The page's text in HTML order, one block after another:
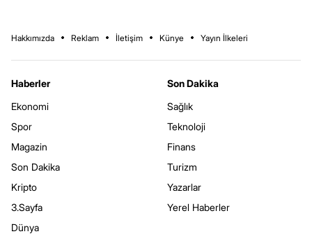
Hakkımızda Reklam İletişim Künye Yayın İlkeleri
Haberler
Ekonomi
Spor
Magazin
Son Dakika
Kripto
3.Sayfa
Dünya
Son Dakika
Sağlık
Teknoloji
Finans
Turizm
Yazarlar
Yerel Haberler